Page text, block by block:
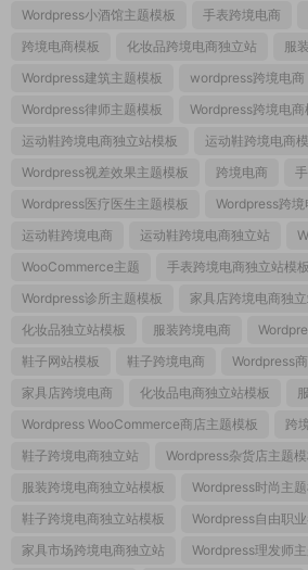
Wordpress小酒馆主题模板
手表跨境电商
跨境电商模板
化妆品跨境电商独立站
服
Wordpress建筑主题模板
wordpress跨境电商
Wordpress律师主题模板
Wordpress跨境电商
运动鞋跨境电商独立站模板
运动鞋跨境电商
Wordpress视差效果主题模板
跨境电商
Wordpress医疗医生主题模板
Wordpress跨境
运动鞋跨境电商
运动鞋跨境电商独立站
WooCommerce主题
手表跨境电商独立站模板
Wordpress诊所主题模板
家具店跨境电商独
化妆品独立站模板
服装跨境电商
鞋子网站模板
鞋子跨境电商
Wordpress
家具店跨境电商
化妆品电商独立站模板
Wordpress WooCommerce商店主题模板
跨
鞋子跨境电商独立站
Wordpress杂货店主题模
服装跨境电商独立站模板
Wordpress时尚主题
鞋子跨境电商独立站模板
Wordpress自由职
家具市场跨境电商独立站
Wordpress理发师